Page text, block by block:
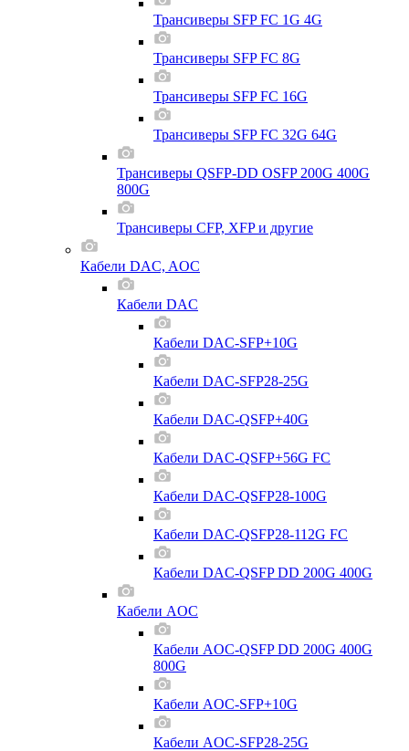
Трансиверы SFP FC 1G 4G
Трансиверы SFP FC 8G
Трансиверы SFP FC 16G
Трансиверы SFP FC 32G 64G
Трансиверы QSFP-DD OSFP 200G 400G
800G
Трансиверы CFP, XFP и другие
Кабели DAC, AOC
Кабели DAC
Кабели DAC-SFP+10G
Кабели DAC-SFP28-25G
Кабели DAC-QSFP+40G
Кабели DAC-QSFP+56G FC
Кабели DAC-QSFP28-100G
Кабели DAC-QSFP28-112G FC
Кабели DAC-QSFP DD 200G 400G
Кабели AOC
Кабели AOC-QSFP DD 200G 400G
800G
Кабели AOC-SFP+10G
Кабели AOC-SFP28-25G